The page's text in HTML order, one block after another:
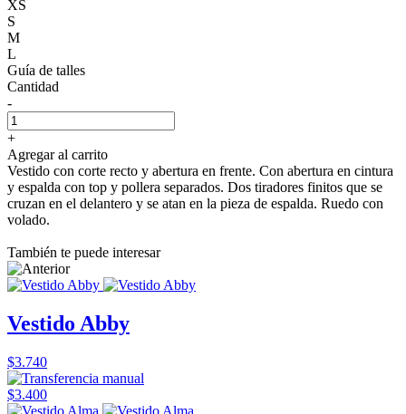
XS
S
M
L
Guía de talles
Cantidad
-
+
Agregar al carrito
Vestido con corte recto y abertura en frente. Con abertura en cintura
y espalda con top y pollera separados. Dos tiradores finitos que se
cruzan en el delantero y se atan en la pieza de espalda. Ruedo con
volado.
También te puede interesar
Vestido Abby
$3.740
$3.400